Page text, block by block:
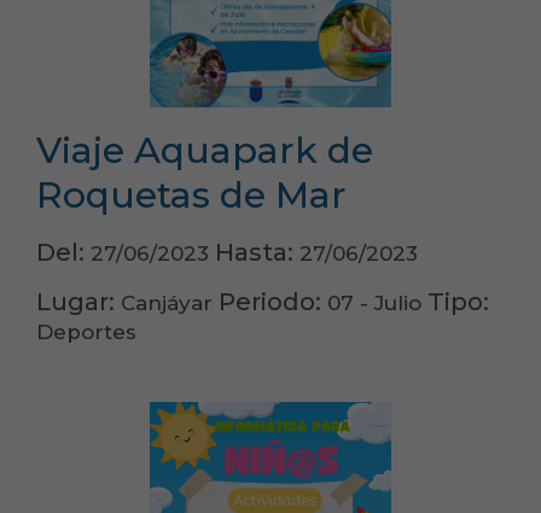
Viaje Aquapark de
Roquetas de Mar
Del: 27/06/2023 Hasta: 27/06/2023
Lugar: Canjáyar Periodo: 07 - Julio Tipo:
Deportes